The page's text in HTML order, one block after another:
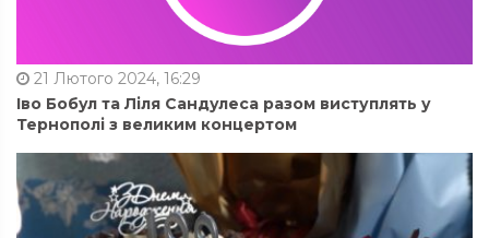
21 Лютого 2024, 16:29
Іво Бобул та Ліля Сандулеса разом виступлять у
Тернополі з великим концертом